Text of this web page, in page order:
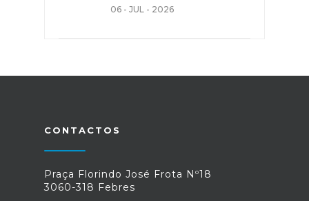
06 - JUL - 2026
CONTACTOS
Praça Florindo José Frota Nº18
3060-318 Febres